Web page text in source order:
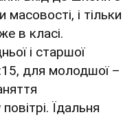
масовості, і тільки
в класі.
і старшої
для молодшої –
Їдальня